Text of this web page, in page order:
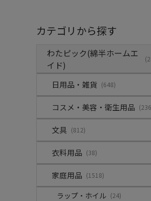
カテゴリから探す
わたピック(綿半ホームエ
イド)
日用品・雑貨 (648)
コスメ・美容・衛生用品
文具 (812)
衣料用品 (38)
家庭用品 (1518)
ラップ・ホイル (24)